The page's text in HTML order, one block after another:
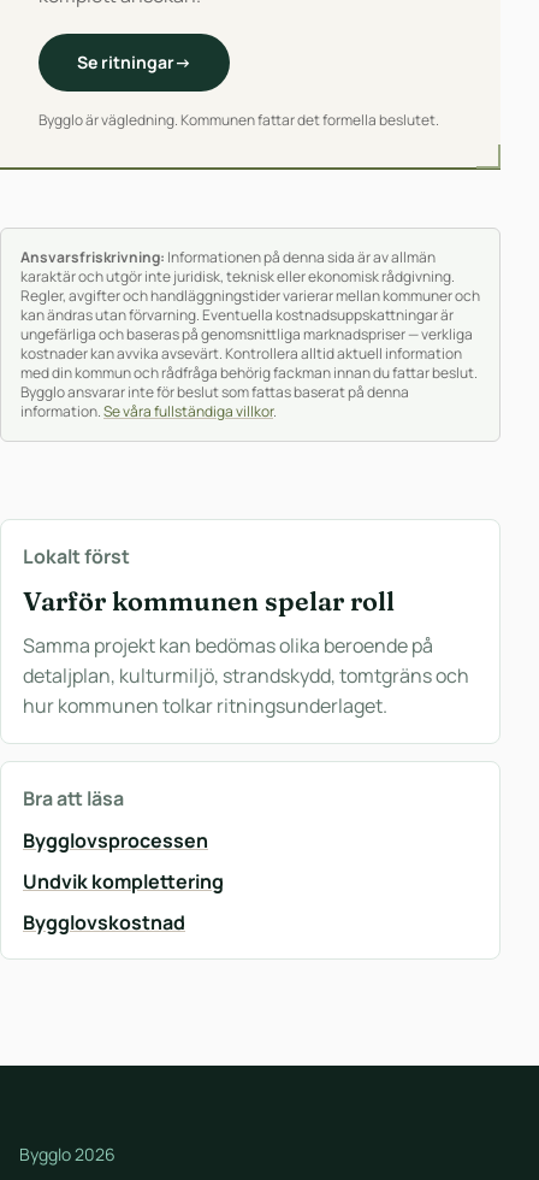
Se ritningar→
Bygglo är vägledning. Kommunen fattar det formella beslutet.
Ansvarsfriskrivning: Informationen på denna sida är av allmän
karaktär och utgör inte juridisk, teknisk eller ekonomisk rådgivning.
Regler, avgifter och handläggningstider varierar mellan kommuner och
kan ändras utan förvarning. Eventuella kostnadsuppskattningar är
ungefärliga och baseras på genomsnittliga marknadspriser — verkliga
kostnader kan avvika avsevärt. Kontrollera alltid aktuell information
med din kommun och rådfråga behörig fackman innan du fattar beslut.
Bygglo ansvarar inte för beslut som fattas baserat på denna
information.Se våra fullständiga villkor.
Lokalt först
Varför kommunen spelar roll
Samma projekt kan bedömas olika beroende på
detaljplan, kulturmiljö, strandskydd, tomtgräns och
hur kommunen tolkar ritningsunderlaget.
Bra att läsa
Bygglovsprocessen
Undvik komplettering
Bygglovskostnad
Bygglo 2026